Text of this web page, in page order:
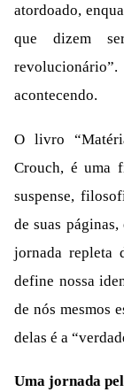
atordoado,
que dizem
acontecendo.
O livro
Crouch, é uma
suspense,
de suas
jornada repleta
define nossa
de nós mesmos
delas é a
Uma jornada